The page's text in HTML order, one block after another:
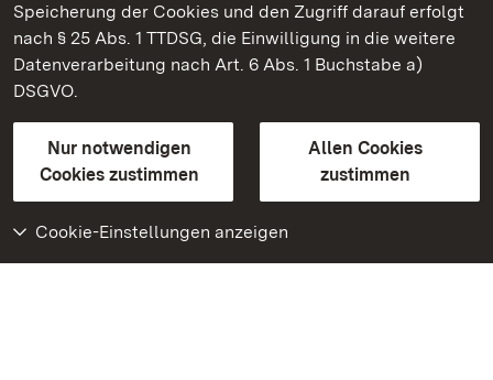
Speicherung der Cookies und den Zugriff darauf erfolgt
nach § 25 Abs. 1 TTDSG, die Einwilligung in die weitere
Datenverarbeitung nach Art. 6 Abs. 1 Buchstabe a)
DSGVO.
Nur notwendigen
Cookies zustimmen
Allen Cookies
zustimmen
Cookie-Einstellungen anzeigen
Staatliche Schlösser und Gärten Baden-Württemberg
Kontakt
GebärdenspracheLeichte Sprache
Erklärung zur Barrierefreiheit
BITV-konform (geprüfte Seiten)
Weiteres